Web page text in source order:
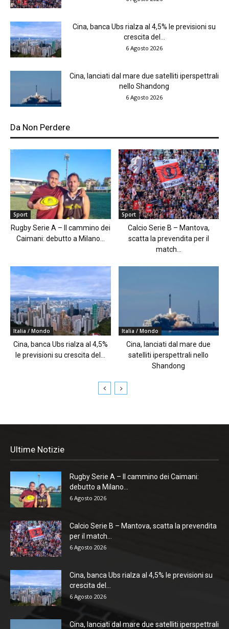
Cina, banca Ubs rialza al 4,5% le previsioni su
crescita del...
6 Agosto 2026
Cina, lanciati dal mare due satelliti iperspettrali
nello Shandong
6 Agosto 2026
Da Non Perdere
Sport
Rugby Serie A – Il cammino dei
Caimani: debutto a Milano...
Sport
Calcio Serie B – Mantova,
scatta la prevendita per il
match...
Italia / Mondo
Cina, banca Ubs rialza al 4,5%
le previsioni su crescita del...
Italia / Mondo
Cina, lanciati dal mare due
satelliti iperspettrali nello
Shandong
Ultime Notizie
Rugby Serie A – Il cammino dei Caimani:
debutto a Milano...
6 Agosto 2026
Calcio Serie B – Mantova, scatta la prevendita
per il match...
6 Agosto 2026
Cina, banca Ubs rialza al 4,5% le previsioni su
crescita del...
6 Agosto 2026
Cina, lanciati dal mare due satelliti iperspettrali